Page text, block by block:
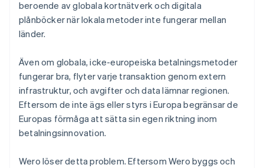
beroende av globala kortnätverk och digitala
plånböcker när lokala metoder inte fungerar mellan
länder.
Även om globala, icke-europeiska betalningsmetoder
fungerar bra, flyter varje transaktion genom extern
infrastruktur, och avgifter och data lämnar regionen.
Eftersom de inte ägs eller styrs i Europa begränsar de
Europas förmåga att sätta sin egen riktning inom
betalningsinnovation.
Wero löser detta problem. Eftersom Wero byggs och